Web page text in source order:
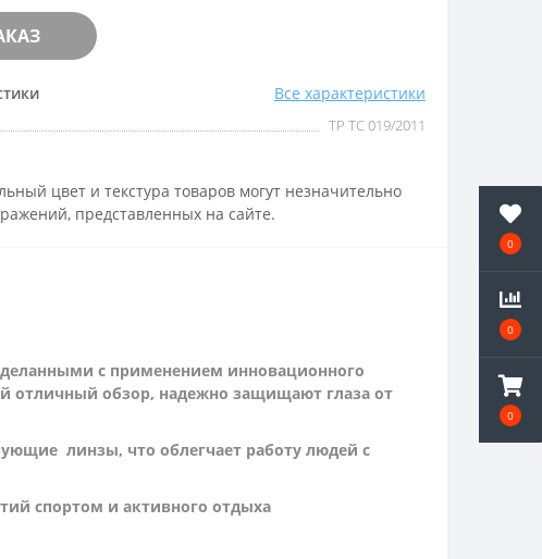
0
0
0
Все характеристики
ТР ТС 019/2011
цвет и текстура товаров могут незначительно
представленных на сайте.
с применением инновационного
отличный обзор, надежно защищают глаза от
линзы, что облегчает работу людей с
спортом и активного отдыха